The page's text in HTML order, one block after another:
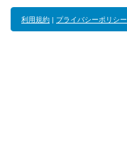
利用規約 | プライバシーポリシー